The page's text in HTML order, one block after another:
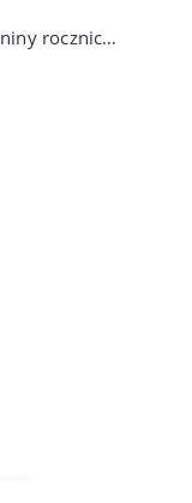
Etykieta na wino URODZINY imieniny rocznica, [8]